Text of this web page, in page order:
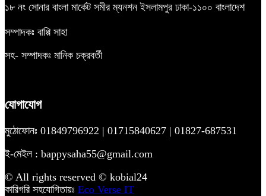
১৮ নং সোনার বাংলা মার্কেট সমীর ম্যনশন ইসলামপুর ঢাকা-১১০০ বাংলাদেশ
সম্পাদকঃ বাপ্পি সাহা
সহ- সম্পাদকঃ মানিক চক্রবর্তী
যোগাযোগ
মুঠোফোনঃ 01849796922 | 01715840627 | 01827-687531
ই-মেইল : bappysaha55@gmail.com
© All rights reserved © kobial24
কারিগরি সহযোগিতায়ঃ Eco Verse IT